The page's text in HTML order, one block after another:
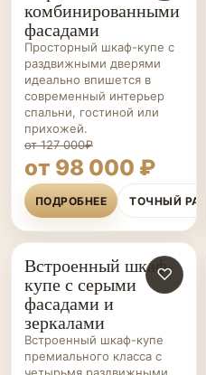
комбинированными
фасадами
Просторный шкаф-купе с
раздвижными дверями
идеально впишется в
современный интерьер
спальни, гостиной или
прихожей.
от 127 000₽
от 98 000 ₽
ПОДРОБНЕЕ ТОЧНЫЙ
ШКАФЫ-
КУПЕ НА ЗАКАЗ
♡
Встроенный шкаф-
купе с серыми
фасадами и
зеркалами
Встроенный шкаф-купе
премиального класса с